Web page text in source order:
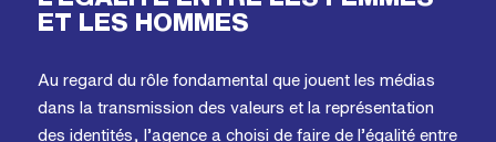
ET LES HOMMES
Au regard du rôle fondamental que jouent les médias
dans la transmission des valeurs et la représentation
des identités, l’agence a choisi de faire de l’égalité entre